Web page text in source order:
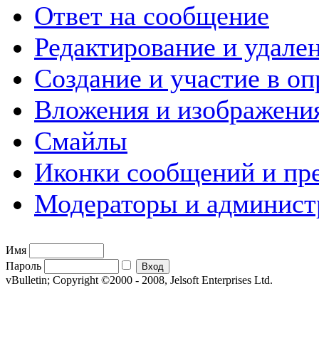
Ответ на сообщение
Редактирование и
Создание и участие в
Вложения и
Смайлы
Иконки сообщений и
Модераторы и
Имя
Пароль
vBulletin; Copyright ©2000 - 2008, Jelsoft Enterprises Ltd.